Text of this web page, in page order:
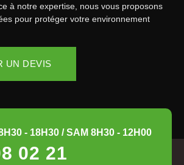
à notre expertise, nous vous proposons
pour protéger votre environnement
UN DEVIS
- 18H30 / SAM 8H30 - 12H00
02 21